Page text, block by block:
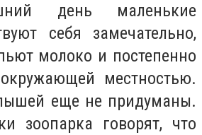
день маленькие
себя замечательно,
молоко и постепенно
местностью.
еще не придуманы.
зоопарка говорят, что